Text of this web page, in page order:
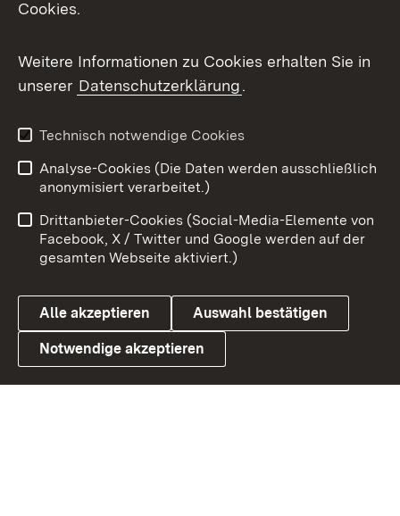
X / Twitter
Youtube
Link zum Landesportal
Impressum
Kontakt
Barrierefreiheit
Datenschutz
Cookies
Cookies.
Weitere Informationen zu Cookies erhalten Sie in
unserer Datenschutzerklärung.
Technisch notwendige Cookies
Analyse-Cookies (Die Daten werden ausschließlich
anonymisiert verarbeitet.)
Drittanbieter-Cookies (Social-Media-Elemente von
Facebook, X / Twitter und Google werden auf der
gesamten Webseite aktiviert.)
Alle akzeptieren Auswahl bestätigen
Notwendige akzeptieren